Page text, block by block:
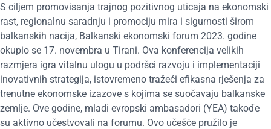
S ciljem promovisanja trajnog pozitivnog uticaja na ekonomski
rast, regionalnu saradnju i promociju mira i sigurnosti širom
balkanskih nacija, Balkanski ekonomski forum 2023. godine
okupio se 17. novembra u Tirani. Ova konferencija velikih
razmjera igra vitalnu ulogu u podršci razvoju i implementaciji
inovativnih strategija, istovremeno tražeći efikasna rješenja za
trenutne ekonomske izazove s kojima se suočavaju balkanske
zemlje. Ove godine, mladi evropski ambasadori (YEA) takođe
su aktivno učestvovali na forumu. Ovo učešće pružilo je